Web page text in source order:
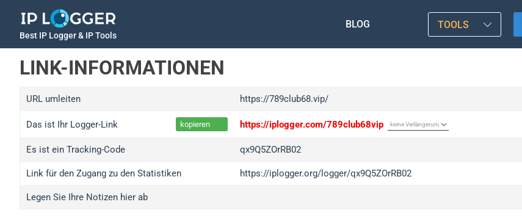
Best IP Logger & IP Tools
BLOG TOOLS
LINK-INFORMATIONEN
URL umleiten https://789club68.vip/
Das ist Ihr Logger-Link kopieren https://iplogger.com/789club68vip
Es ist ein Tracking-Code qx9Q5ZOrRB02
Link für den Zugang zu den Statistiken https://iplogger.org/logger/qx9Q5ZOrRB02
Legen Sie Ihre Notizen hier ab